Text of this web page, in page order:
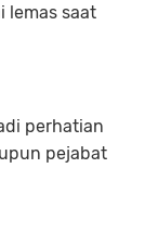
lemas saat
perhatian
pejabat